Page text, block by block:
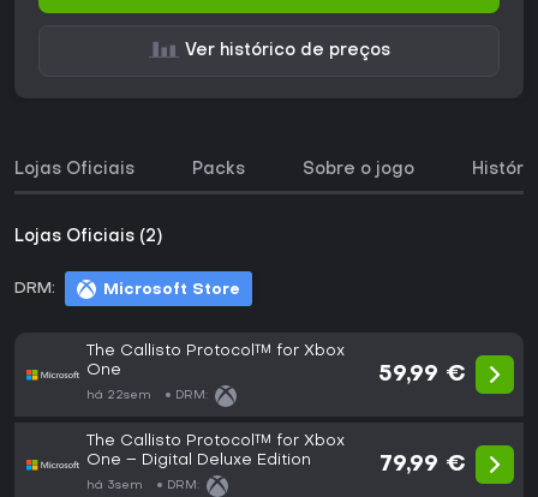
Ver histórico de preços
Lojas Oficiais Packs Sobre o jogo
Lojas Oficiais (2)
DRM: Microsoft Store
The Callisto Protocol™ for Xbox
One
há 22sem DRM:
59,99 €
The Callisto Protocol™ for Xbox
One – Digital Deluxe Edition
há 3sem DRM:
79,99 €